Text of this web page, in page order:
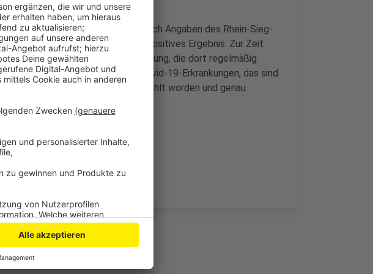
getestet, dabei hatte nach Angaben des Rhein-Sieg-
dem Umfeld der Werkstatt ein positives Ergebnis. Zur Zeit
rund 420 Menschen mit Behinderung, die dort regelmäßig
Land 126 registrierte, akute Covid-19-Erkrankungen, das sind
Davon sind 26 in Bonn gezählt worden und genau